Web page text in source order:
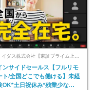
ミイダス株式会社【東証プライム上場パーソルグループ】
ンサイドセールス【フルリモ
ト/全国どこでも働ける】未経
OK*土日祝休み*残業少なめ*